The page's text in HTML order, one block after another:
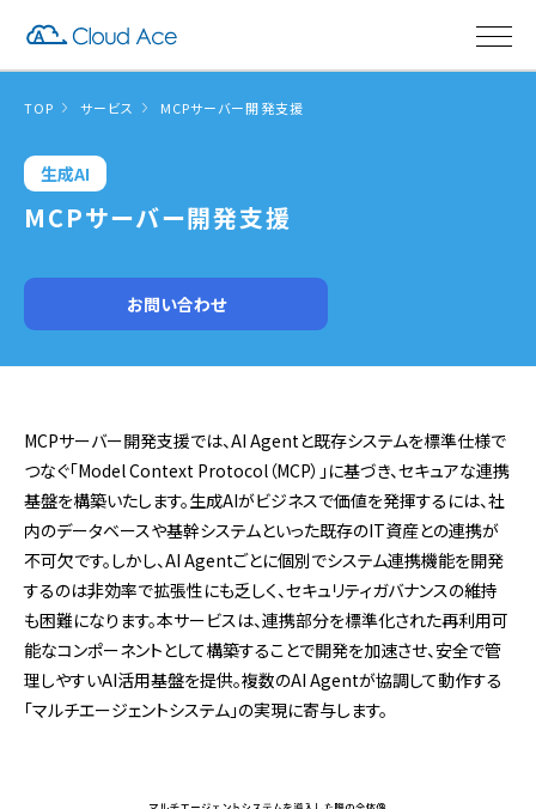
TOP サービス MCPサーバー開発支援
生成AI
MCPサーバー開発支援
お問い合わせ
MCPサーバー開発支援では、AI Agentと既存システムを標準仕様で
つなぐ「Model Context Protocol（MCP）」に基づき、セキュアな連携
基盤を構築いたします。生成AIがビジネスで価値を発揮するには、社
内のデータベースや基幹システムといった既存のIT資産との連携が
不可欠です。しかし、AI Agentごとに個別でシステム連携機能を開発
するのは非効率で拡張性にも乏しく、セキュリティガバナンスの維持
も困難になります。本サービスは、連携部分を標準化された再利用可
能なコンポーネントとして構築することで開発を加速させ、安全で管
理しやすいAI活用基盤を提供。複数のAI Agentが協調して動作する
「マルチエージェントシステム」の実現に寄与します。